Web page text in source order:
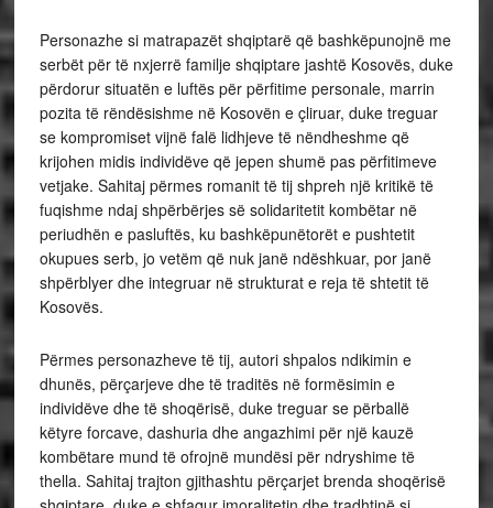
Personazhe si matrapazët shqiptarë që bashkëpunojnë me
serbët për të nxjerrë familje shqiptare jashtë Kosovës, duke
përdorur situatën e luftës për përfitime personale, marrin
pozita të rëndësishme në Kosovën e çliruar, duke treguar
se kompromiset vijnë falë lidhjeve të nëndheshme që
krijohen midis individëve që jepen shumë pas përfitimeve
vetjake. Sahitaj përmes romanit të tij shpreh një kritikë të
fuqishme ndaj shpërbërjes së solidaritetit kombëtar në
periudhën e pasluftës, ku bashkëpunëtorët e pushtetit
okupues serb, jo vetëm që nuk janë ndëshkuar, por janë
shpërblyer dhe integruar në strukturat e reja të shtetit të
Kosovës.
Përmes personazheve të tij, autori shpalos ndikimin e
dhunës, përçarjeve dhe të traditës në formësimin e
individëve dhe të shoqërisë, duke treguar se përballë
këtyre forcave, dashuria dhe angazhimi për një kauzë
kombëtare mund të ofrojnë mundësi për ndryshime të
thella. Sahitaj trajton gjithashtu përçarjet brenda shoqërisë